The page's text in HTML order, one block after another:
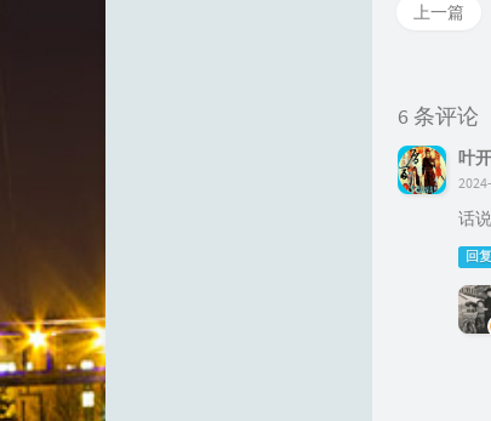
上一篇
6 条评论
叶
话
回复